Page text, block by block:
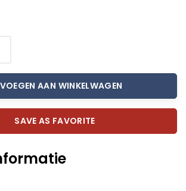
AAN WINKELWAGEN
SAVE AS FAVORITE